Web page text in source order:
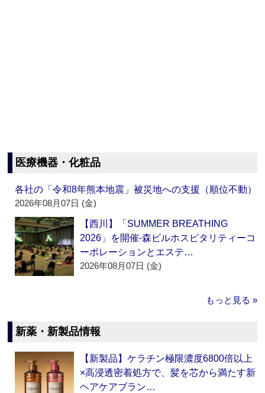
医療機器・化粧品
各社の「令和8年熊本地震」被災地への支援（順位不動）
2026年08月07日 (金)
【西川】「SUMMER BREATHING
2026」を開催‐森ビルホスピタリティーコ
ーポレーションとエステ…
2026年08月07日 (金)
もっと見る »
新薬・新製品情報
【新製品】ケラチン極限濃度6800倍以上
×高浸透密着処方で、髪を芯から満たす新
ヘアケアブラン…